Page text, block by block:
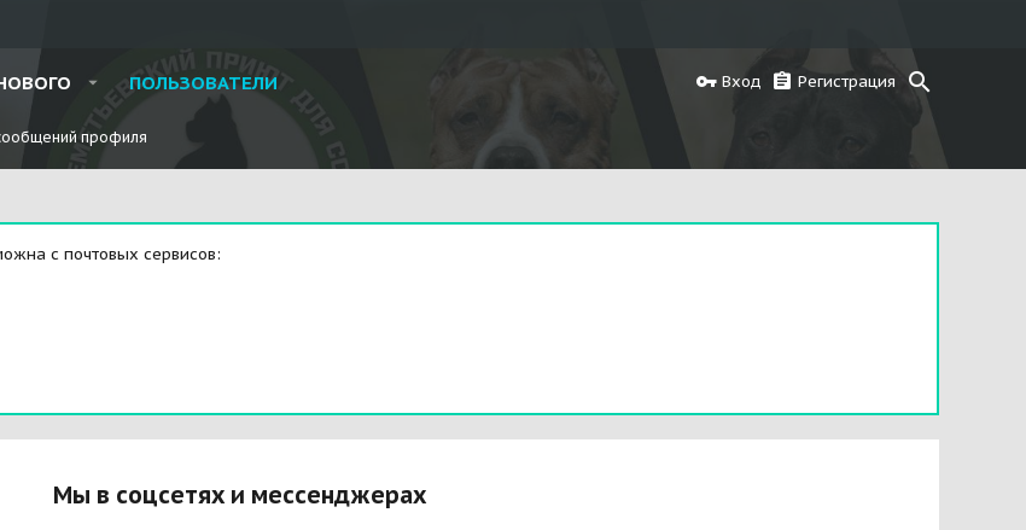
ПОЛЬЗОВАТЕЛИ Вход Регистрация
профиля
с почтовых сервисов:
Мы в соцсетях и мессенджерах